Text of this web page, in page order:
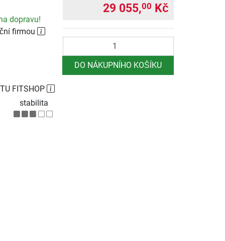
dopravu!
firmou
29 055,00 Kč
DO NÁKUPNÍHO KOŠÍKU
FITSHOP
stabilita